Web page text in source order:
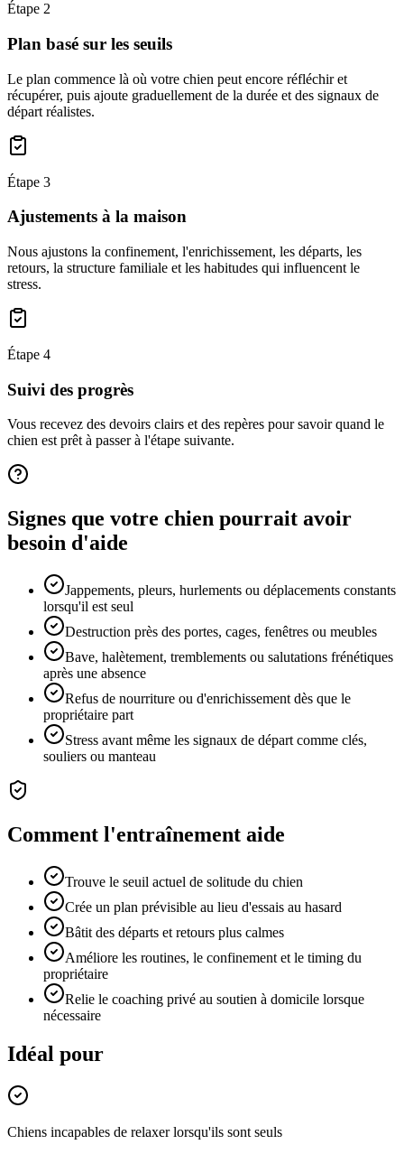
Étape 2
Plan basé sur les seuils
Le plan commence là où votre chien peut encore réfléchir et
récupérer, puis ajoute graduellement de la durée et des signaux de
départ réalistes.
Étape 3
Ajustements à la maison
Nous ajustons la confinement, l'enrichissement, les départs, les
retours, la structure familiale et les habitudes qui influencent le
stress.
Étape 4
Suivi des progrès
Vous recevez des devoirs clairs et des repères pour savoir quand le
chien est prêt à passer à l'étape suivante.
Signes que votre chien pourrait avoir
besoin d'aide
Jappements, pleurs, hurlements ou déplacements constants
lorsqu'il est seul
Destruction près des portes, cages, fenêtres ou meubles
Bave, halètement, tremblements ou salutations frénétiques
après une absence
Refus de nourriture ou d'enrichissement dès que le
propriétaire part
Stress avant même les signaux de départ comme clés,
souliers ou manteau
Comment l'entraînement aide
Trouve le seuil actuel de solitude du chien
Crée un plan prévisible au lieu d'essais au hasard
Bâtit des départs et retours plus calmes
Améliore les routines, le confinement et le timing du
propriétaire
Relie le coaching privé au soutien à domicile lorsque
nécessaire
Idéal pour
Chiens incapables de relaxer lorsqu'ils sont seuls